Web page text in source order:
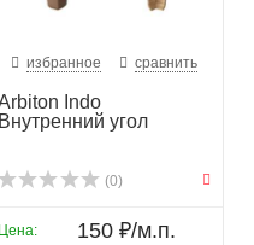
избранное сравнить
Indo
Внутренний угол
(0)
Цена: 150 ₽/м.п.